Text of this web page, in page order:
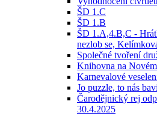
ŠD 1.C
ŠD 1.B
ŠD 1.A,4.B,C -
nezlob se,
Společné tvoření
Knihovna na
Karnevalové
Jo puzzle, to nás
Čarodějnický rej
30.4.2025